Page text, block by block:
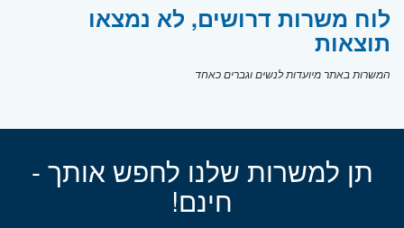
לוח משרות דרושים, לא נמצאו
תוצאות
המשרות באתר מיועדות לנשים וגברים כאחד
תן למשרות שלנו לחפש אותך -
חינם!